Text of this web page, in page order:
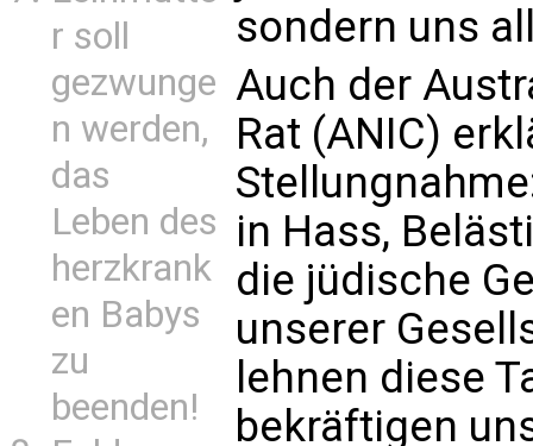
r soll
gezwunge
n werden,
das
Leben des
herzkrank
en Babys
zu
beenden!
sondern uns
Auch der
Rat (ANIC)
in Hass,
die jüdische
unserer
lehnen diese
bekräftigen